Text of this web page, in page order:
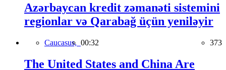
Azərbaycan kredit zəmanəti sistemini
regionlar və Qarabağ üçün yeniləyir
Caucasus, 00:32 373
The United States and China Are